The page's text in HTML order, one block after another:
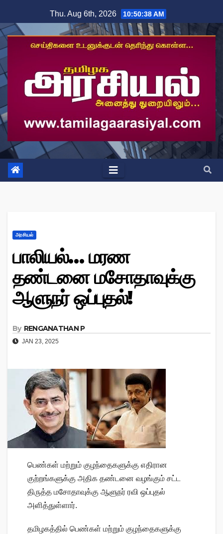
to
content
Thu. Aug 6th, 2026 10:50:38 AM
அரசியல்
பாலியல்… மரண
தண்டனை மசோதாவுக்கு
ஆளுநர் ஒப்புதல்!
By RENGANATHAN P
JAN 23, 2025
பெண்கள் மற்றும் குழந்தைகளுக்கு எதிரான
குற்றங்களுக்கு அதிக தண்டனை வழங்கும் சட்ட
திருத்த மசோதாவுக்கு ஆளுநர் ரவி ஒப்புதல்
அளித்துள்ளார்.
தமிழகத்தில் பெண்கள் மற்றும் குழந்தைகளுக்கு